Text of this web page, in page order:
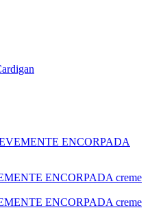
ENCORPADA